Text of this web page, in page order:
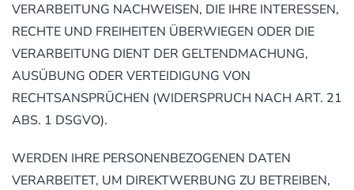
VERARBEITUNG NACHWEISEN, DIE IHRE INTERESSEN,
RECHTE UND FREIHEITEN ÜBERWIEGEN ODER DIE
VERARBEITUNG DIENT DER GELTENDMACHUNG,
AUSÜBUNG ODER VERTEIDIGUNG VON
RECHTSANSPRÜCHEN (WIDERSPRUCH NACH ART. 21
ABS. 1 DSGVO).
WERDEN IHRE PERSONENBEZOGENEN DATEN
VERARBEITET, UM DIREKTWERBUNG ZU BETREIBEN,